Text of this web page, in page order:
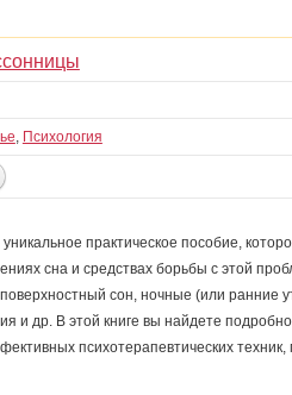
, Психология
практическое пособие,
сна и средствах борьбы с этой
сон, ночные (или ранние
и др. В этой книге вы найдете
психотерапевтических